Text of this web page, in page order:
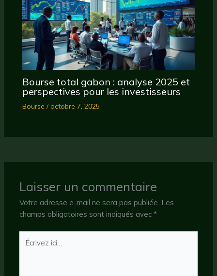
Bourse total gabon : analyse 2025 et
perspectives pour les investisseurs
Bourse /octobre 7, 2025
Laisser un commentaire
Votre adresse e-mail ne sera pas publiée. Les
champs obligatoires sont indiqués avec*
Écrivez
ici…